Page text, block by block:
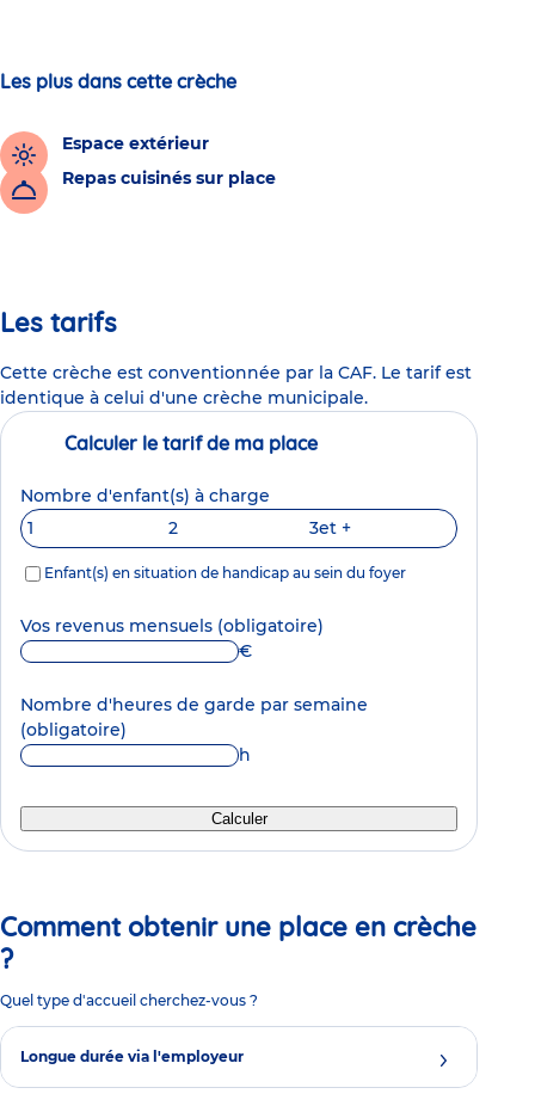
Les plus dans cette crèche
Espace extérieur
Repas cuisinés sur place
Les tarifs
Cette crèche est conventionnée par la CAF. Le tarif est
identique à celui d'une crèche municipale.
Calculer le tarif de ma place
Nombre d'enfant(s) à charge
1
2 3et +
Enfant(s) en situation de handicap au sein du foyer
Vos revenus mensuels (obligatoire)
€
Nombre d'heures de garde par semaine
(obligatoire)
h
Calculer
Comment obtenir une place en crèche
?
Quel type d'accueil cherchez-vous ?
Longue durée via l'employeur